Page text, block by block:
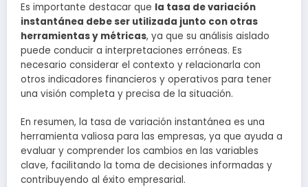
Es importante destacar que la tasa de variación
instantánea debe ser utilizada junto con otras
herramientas y métricas, ya que su análisis aislado
puede conducir a interpretaciones erróneas. Es
necesario considerar el contexto y relacionarla con
otros indicadores financieros y operativos para tener
una visión completa y precisa de la situación.
En resumen, la tasa de variación instantánea es una
herramienta valiosa para las empresas, ya que ayuda a
evaluar y comprender los cambios en las variables
clave, facilitando la toma de decisiones informadas y
contribuyendo al éxito empresarial.